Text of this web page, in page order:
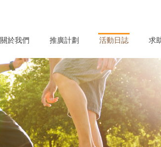
關於我們 推廣計劃 活動日誌 求